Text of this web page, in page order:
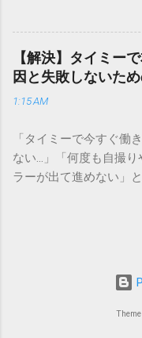
いう特徴があります。
ロールしているため、
やすいのがメリットで
サービスで解決できる
るのが最も効率的です
か、いつ届く予定なの
す。 伝票番号（お問い
票）の控えに記載され
い。これが荷物の識別
め、電話がつながるの
るだけで、リアルタイ
「手拍子のリズムに自
ずです。この記事では
で、どのような場面で
締め」の作法を、基礎
解説します。 一本締め
に手を叩いて終わらせ
て刻み込む伝統的な儀
ブな効果 一体感の創出
ことで、集団としての
韻を大切にしながら、
「一本締め」と「一丁
るものを一本締めと呼
【解決】タイミー
因と失敗しないた
1:15 AM
「タイミーで今すぐ働
ない…」「何度も自撮
ラーが出て進めない」
賢い働き方に欠かせな
という、もったいない
ミーの本人確認で失敗
で、ちょっとしたコツ